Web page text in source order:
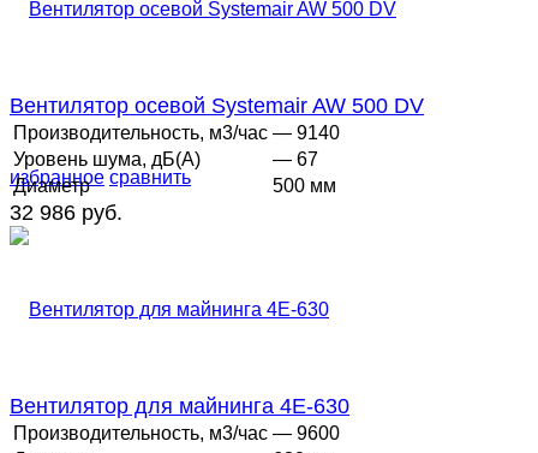
избранное сравнить
Вентилятор осевой Systemair AW 500 DV
Производительность, м3/час — 9140
Уровень шума, дБ(А)
— 67
Диаметр
500 мм
32 986 руб.
Вентилятор для майнинга 4E-630
Производительность, м3/час — 9600